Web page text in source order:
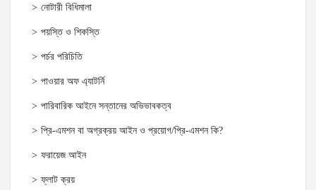
নোটারী বিধিমালা
পয়স্তি ও শিকস্তি
পর্চর পরিচিতি
পাওয়ার অফ এ্যাটর্নি
পারিবারিক আইনে সন্তানের অভিভাবকত্ব
প্রি-এমশন বা অগ্রক্রয় আইন ও প্রয়োগ/প্রি-এমশন কি?
ফরায়েজ আইন
ফ্লাট ক্রয়